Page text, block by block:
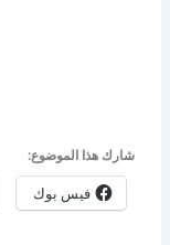
شارك هذا الموضوع:
فيس بوك